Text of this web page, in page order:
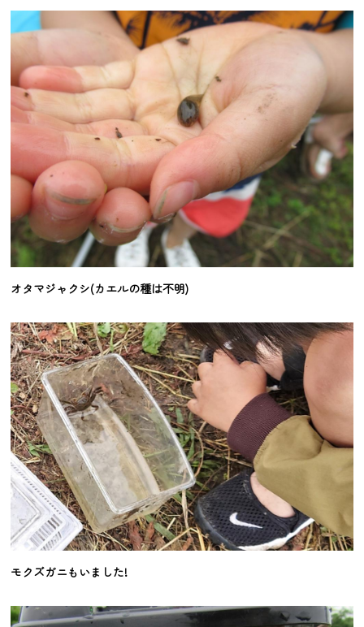
オタマジャクシ(カエルの種は不明)
モクズガニもいました!